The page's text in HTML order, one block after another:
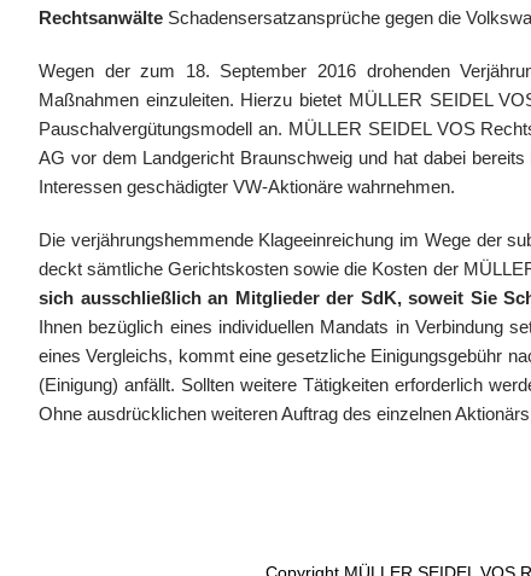
Rechtsanwälte Schadensersatzansprüche gegen die
Wegen der zum 18. September 2016 drohenden
Maßnahmen einzuleiten. Hierzu bietet MÜLLER SEIDEL
Pauschalvergütungsmodell an. MÜLLER SEIDEL VOS
AG vor dem Landgericht Braunschweig und hat dabei
Interessen geschädigter VW-Aktionäre wahrnehmen.
Die verjährungshemmende Klageeinreichung im Wege der
deckt sämtliche Gerichtskosten sowie die Kosten der
sich ausschließlich an Mitglieder der SdK, soweit Sie
Ihnen bezüglich eines individuellen Mandats in Verbindung
eines Vergleichs, kommt eine gesetzliche Einigungsgebühr
(Einigung) anfällt. Sollten weitere Tätigkeiten erforderlich
Ohne ausdrücklichen weiteren Auftrag des einzelnen